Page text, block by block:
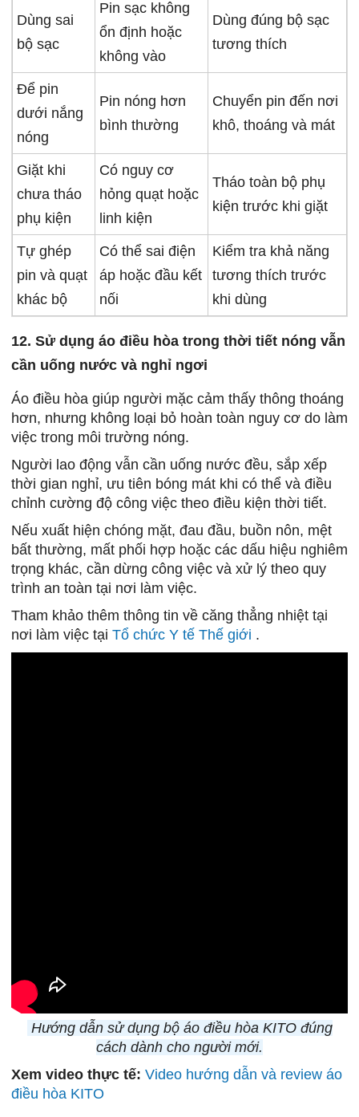
Dùng sai
bộ sạc
Pin sạc không
ổn định hoặc
không vào
Dùng đúng bộ sạc
tương thích
Để pin
dưới nắng
nóng
Pin nóng hơn
bình thường
Chuyển pin đến nơi
khô, thoáng và mát
Giặt khi
chưa tháo
phụ kiện
Có nguy cơ
hỏng quạt hoặc
linh kiện
Tháo toàn bộ phụ
kiện trước khi giặt
Tự ghép
pin và quạt
khác bộ
Có thể sai điện
áp hoặc đầu kết
nối
Kiểm tra khả năng
tương thích trước
khi dùng
12. Sử dụng áo điều hòa trong thời tiết nóng vẫn
cần uống nước và nghỉ ngơi
Áo điều hòa giúp người mặc cảm thấy thông thoáng
hơn, nhưng không loại bỏ hoàn toàn nguy cơ do làm
việc trong môi trường nóng.
Người lao động vẫn cần uống nước đều, sắp xếp
thời gian nghỉ, ưu tiên bóng mát khi có thể và điều
chỉnh cường độ công việc theo điều kiện thời tiết.
Nếu xuất hiện chóng mặt, đau đầu, buồn nôn, mệt
bất thường, mất phối hợp hoặc các dấu hiệu nghiêm
trọng khác, cần dừng công việc và xử lý theo quy
trình an toàn tại nơi làm việc.
Tham khảo thêm thông tin về căng thẳng nhiệt tại
nơi làm việc tại Tổ chức Y tế Thế giới .
Hướng dẫn sử dụng bộ áo điều hòa KITO đúng
cách dành cho người mới.
Xem video thực tế: Video hướng dẫn và review áo
điều hòa KITO